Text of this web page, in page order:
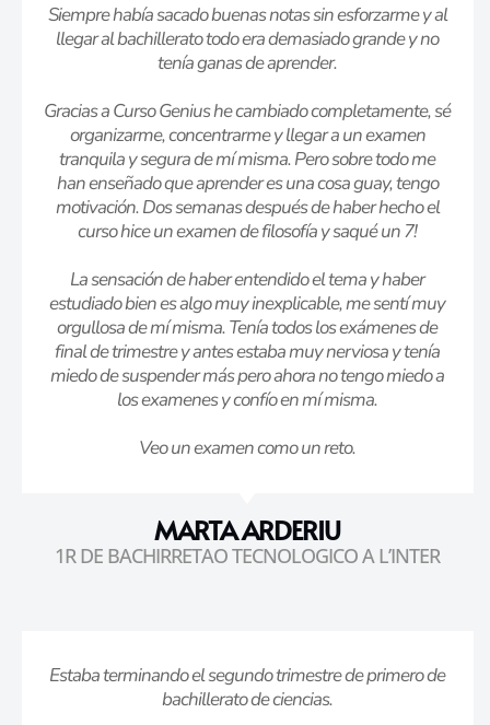
Siempre había sacado buenas notas sin esforzarme y al
llegar al bachillerato todo era demasiado grande y no
tenía ganas de aprender.
Gracias a Curso Genius he cambiado completamente, sé
organizarme, concentrarme y llegar a un examen
tranquila y segura de mí misma. Pero sobre todo me
han enseñado que aprender es una cosa guay, tengo
motivación. Dos semanas después de haber hecho el
curso hice un examen de filosofía y saqué un 7!
La sensación de haber entendido el tema y haber
estudiado bien es algo muy inexplicable, me sentí muy
orgullosa de mí misma. Tenía todos los exámenes de
final de trimestre y antes estaba muy nerviosa y tenía
miedo de suspender más pero ahora no tengo miedo a
los examenes y confío en mí misma.
Veo un examen como un reto.
MARTA ARDERIU
1R DE BACHIRRETAO TECNOLOGICO A L’INTER
Estaba terminando el segundo trimestre de primero de
bachillerato de ciencias.